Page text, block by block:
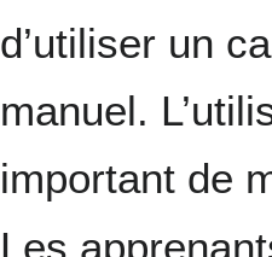
d’utiliser un
manuel.
important de
Les